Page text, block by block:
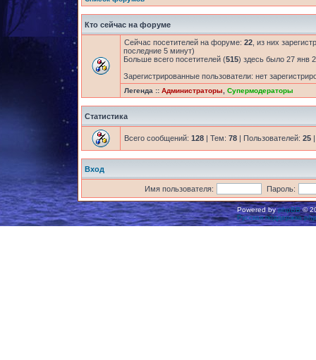
Кто сейчас на форуме
Сейчас посетителей на форуме: 22 , из них
последние 5 минут)
Больше всего посетителей (515) здесь было 27 янв
Зарегистрированные пользователи: нет
Легенда :: Администраторы Супермодераторы
Статистика
Всего сообщений: 128 | Тем: 78 | Пользователей: 25
Вход
Имя пользователя: Пароль:
Powered byphpBB©
Русская поддержка